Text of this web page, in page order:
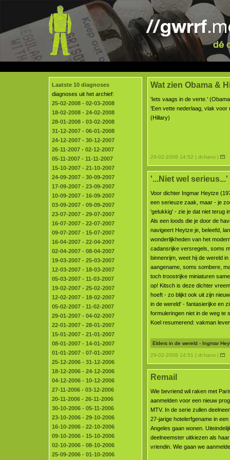
Laatste 10 diagnoses
diagnoses uit het archief:
25-02-2008 - 02-03-2008
18-02-2008 - 24-02-2008
28-01-2008 - 03-02-2008
31-12-2007 - 06-01-2008
24-12-2007 - 30-12-2007
26-11-2007 - 02-12-2007
05-11-2007 - 11-11-2007
15-10-2007 - 21-10-2007
24-09-2007 - 30-09-2007
17-09-2007 - 23-09-2007
10-09-2007 - 16-09-2007
03-09-2007 - 09-09-2007
23-07-2007 - 29-07-2007
16-07-2007 - 22-07-2007
09-07-2007 - 15-07-2007
16-04-2007 - 22-04-2007
02-04-2007 - 08-04-2007
19-03-2007 - 25-03-2007
12-03-2007 - 18-03-2007
05-03-2007 - 11-03-2007
19-02-2007 - 25-02-2007
12-02-2007 - 18-02-2007
05-02-2007 - 11-02-2007
29-01-2007 - 04-02-2007
22-01-2007 - 28-01-2007
15-01-2007 - 21-01-2007
08-01-2007 - 14-01-2007
01-01-2007 - 07-01-2007
25-12-2006 - 31-12-2006
18-12-2006 - 24-12-2006
04-12-2006 - 10-12-2006
27-11-2006 - 03-12-2006
20-11-2006 - 26-11-2006
30-10-2006 - 05-11-2006
23-10-2006 - 29-10-2006
16-10-2006 - 22-10-2006
09-10-2006 - 15-10-2006
02-10-2006 - 08-10-2006
25-09-2006 - 01-10-2006
Wat zien Obama &
'Iets vaags in de verte.'
'Een vette nederlaag, vlak voor
(Hillary)
29-02-2008 14:52 | dr.hans |
'...Niet wel serieus...'
Voor dichter Ingmar Heytze
een serieuze zaak, maar - je
'gelukkig' - zie je dat niet terug
Als een loods die je door de
navigeert Heytze je, beleefd,
wonderlijkheden van het
cadansrijke versregels, soms
binnenrijm, weet hij de wereld
aangename, soms sombere,
toch troostrijke miniaturen
op! Kitsch is deze dichter
hoeft - zo blijkt ook uit zijn
in de wereld' - fantasierijke en
formuleringen niet in de weg te
Koel resumerend: vakman
Elders in de wereld - Ingmar
29-02-2008 14:51 | dr.hans |
Remail
Wie bevriend wil raken met
aanmelden voor een nieuw
MTV. In de serie zullen
27-jarige hotelerfgename in
Angeles gaan wonen.
deelneemster uitkiezen als
vriendin. Wie gaan we